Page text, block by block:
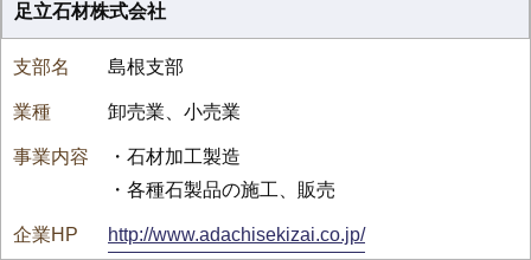
足立石材株式会社
島根支部
卸売業、小売業
・石材加工製造
・各種石製品の施工、販売
http://www.adachisekizai.co.jp/